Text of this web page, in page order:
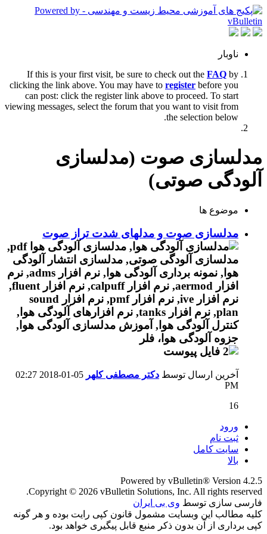
ناوبار
If this is your first visit, be sure to check out the FAQ by
clicking the link above. You may have to register before you
can post: click the register link above to proceed. To start
viewing messages, select the forum that you want to visit from
the selection below.
مدلسازی صوت (مدلسازی
آلودگی صوتی)
موضوع ها
مدلسازی صوت و مدلهای شدت تراز صوت
آخرین ارسال توسط دکتر مصطفی کلهر
02:27
PM
16
ورود
ثبت نام
سایت کامل
بالا
Powered by vBulletin® Version 4.2.5
Copyright © 2026 vBulletin Solutions, Inc. All rights reserved.
فارسی سازی توسط وی بی ایران
کلیه مطالب این وبسایت مشمول قانون کپی رایت بوده و هر گونه
کپی برداری از آن بدون ذکر منبع قابل پیگیری خواهد بود.